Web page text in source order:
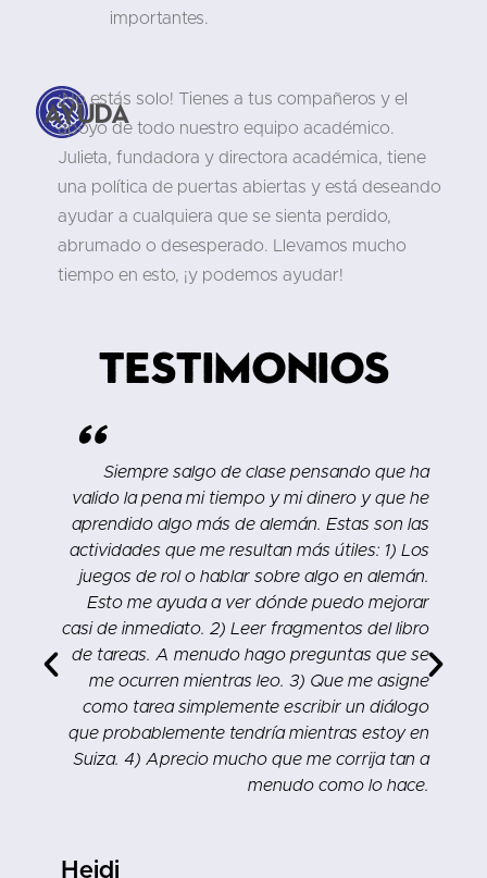
importantes.
Ayuda
¡No estás solo! Tienes a tus compañeros y el
apoyo de todo nuestro equipo académico.
Julieta, fundadora y directora académica, tiene
una política de puertas abiertas y está deseando
ayudar a cualquiera que se sienta perdido,
abrumado o desesperado. Llevamos mucho
tiempo en esto, ¡y podemos ayudar!
Testimonios
" Siempre salgo de clase pensando que ha
valido la pena mi tiempo y mi dinero y que he
aprendido algo más de alemán. Estas son las
actividades que me resultan más útiles: 1) Los
juegos de rol o hablar sobre algo en alemán.
Esto me ayuda a ver dónde puedo mejorar
casi de inmediato. 2) Leer fragmentos del libro
de tareas. A menudo hago preguntas que se
me ocurren mientras leo. 3) Que me asigne
como tarea simplemente escribir un diálogo
que probablemente tendría mientras estoy en
Suiza. 4) Aprecio mucho que me corrija tan a
menudo como lo hace.
Heidi